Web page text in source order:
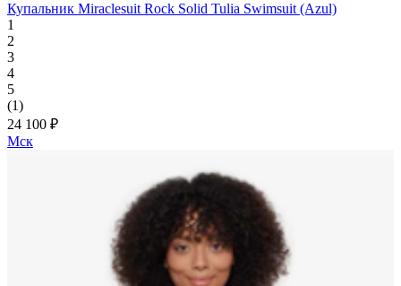
Купальник Miraclesuit Rock Solid Tulia Swimsuit (Azul)
1
2
3
4
5
(1)
24 100 ₽
Мск